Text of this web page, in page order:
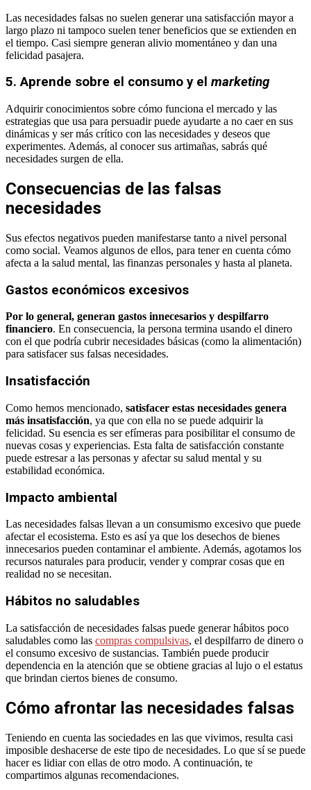
Las necesidades falsas no suelen generar una satisfacción mayor a
largo plazo ni tampoco suelen tener beneficios que se extienden en
el tiempo. Casi siempre generan alivio momentáneo y dan una
felicidad pasajera.
5. Aprende sobre el consumo y el marketing
Adquirir conocimientos sobre cómo funciona el mercado y las
estrategias que usa para persuadir puede ayudarte a no caer en sus
dinámicas y ser más crítico con las necesidades y deseos que
experimentes. Además, al conocer sus artimañas, sabrás qué
necesidades surgen de ella.
Consecuencias de las falsas
necesidades
Sus efectos negativos pueden manifestarse tanto a nivel personal
como social. Veamos algunos de ellos, para tener en cuenta cómo
afecta a la salud mental, las finanzas personales y hasta al planeta.
Gastos económicos excesivos
Por lo general, generan gastos innecesarios y despilfarro
financiero. En consecuencia, la persona termina usando el dinero
con el que podría cubrir necesidades básicas (como la alimentación)
para satisfacer sus falsas necesidades.
Insatisfacción
Como hemos mencionado, satisfacer estas necesidades genera
más insatisfacción, ya que con ella no se puede adquirir la
felicidad. Su esencia es ser efímeras para posibilitar el consumo de
nuevas cosas y experiencias. Esta falta de satisfacción constante
puede estresar a las personas y afectar su salud mental y su
estabilidad económica.
Impacto ambiental
Las necesidades falsas llevan a un consumismo excesivo que puede
afectar el ecosistema. Esto es así ya que los desechos de bienes
innecesarios pueden contaminar el ambiente. Además, agotamos los
recursos naturales para producir, vender y comprar cosas que en
realidad no se necesitan.
Hábitos no saludables
La satisfacción de necesidades falsas puede generar hábitos poco
saludables como las compras compulsivas, el despilfarro de dinero o
el consumo excesivo de sustancias. También puede producir
dependencia en la atención que se obtiene gracias al lujo o el estatus
que brindan ciertos bienes de consumo.
Cómo afrontar las necesidades falsas
Teniendo en cuenta las sociedades en las que vivimos, resulta casi
imposible deshacerse de este tipo de necesidades. Lo que sí se puede
hacer es lidiar con ellas de otro modo. A continuación, te
compartimos algunas recomendaciones.